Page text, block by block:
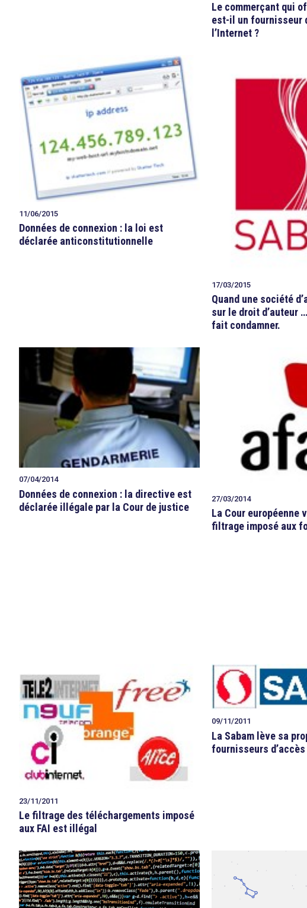
Le commerçant qui
est-il un fournisseur
l’Internet ?
11/06/2015
Données de connexion : la loi est
déclarée anticonstitutionnelle
17/03/2015
Quand une société
sur le droit d’auteur
fait condamner.
07/04/2014
Données de connexion : la directive est
déclarée illégale par la Cour de justice
27/03/2014
La Cour européenne
filtrage imposé aux
23/11/2011
Le filtrage des téléchargements imposé
aux FAI est illégal
09/11/2011
La Sabam lève sa
fournisseurs d’accès
search